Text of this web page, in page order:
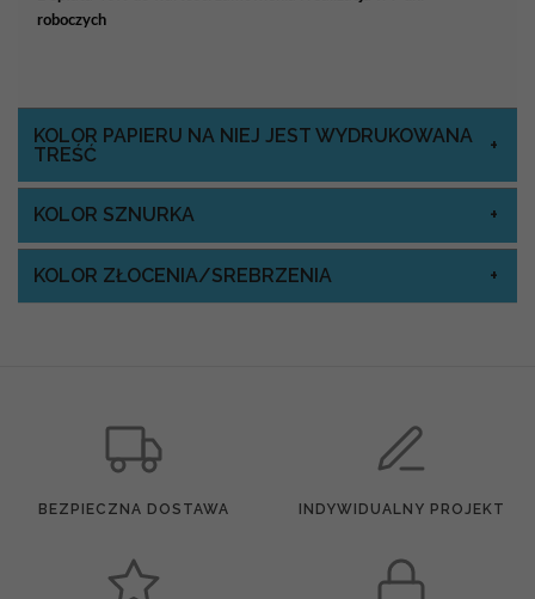
roboczych
KOLOR PAPIERU NA NIEJ JEST WYDRUKOWANA
TREŚĆ
KOLOR SZNURKA
KOLOR ZŁOCENIA/SREBRZENIA
BEZPIECZNA DOSTAWA INDYWIDUALNY PROJEKT